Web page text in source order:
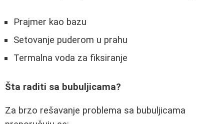
Prajmer kao bazu
Setovanje puderom u prahu
Termalna voda za fiksiranje
Šta raditi sa bubuljicama?
Za brzo rešavanje problema sa bubuljicama